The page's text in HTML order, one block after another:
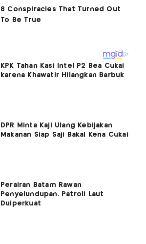
KPK Tahan Kasi Intel P2 Bea Cukai
karena Khawatir Hilangkan Barbuk
DPR Minta Kaji Ulang Kebijakan
Makanan Siap Saji Bakal Kena Cukai
Perairan Batam Rawan
Penyelundupan, Patroli Laut
Duiperkuat